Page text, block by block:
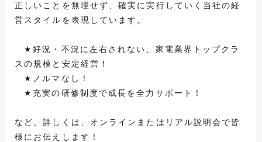
正しいことを無理せず、確実に実行していく当社の経
営スタイルを表現しています。
★好況・不況に左右されない、家電業界トップクラ
スの規模と安定経営！
★ノルマなし！
★充実の研修制度で成長を全力サポート！
など、詳しくは、オンラインまたはリアル説明会で皆
様にお伝えします！